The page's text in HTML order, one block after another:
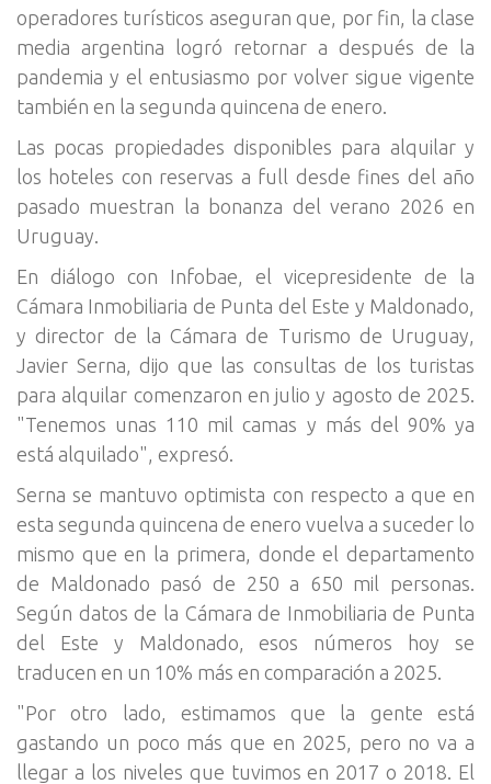
operadores turísticos aseguran que, por fin, la clase
media argentina logró retornar a después de la
pandemia y el entusiasmo por volver sigue vigente
también en la segunda quincena de enero.
Las pocas propiedades disponibles para alquilar y
los hoteles con reservas a full desde fines del año
pasado muestran la bonanza del verano 2026 en
Uruguay.
En diálogo con Infobae, el vicepresidente de la
Cámara Inmobiliaria de Punta del Este y Maldonado,
y director de la Cámara de Turismo de Uruguay,
Javier Serna, dijo que las consultas de los turistas
para alquilar comenzaron en julio y agosto de 2025.
"Tenemos unas 110 mil camas y más del 90% ya
está alquilado", expresó.
Serna se mantuvo optimista con respecto a que en
esta segunda quincena de enero vuelva a suceder lo
mismo que en la primera, donde el departamento
de Maldonado pasó de 250 a 650 mil personas.
Según datos de la Cámara de Inmobiliaria de Punta
del Este y Maldonado, esos números hoy se
traducen en un 10% más en comparación a 2025.
"Por otro lado, estimamos que la gente está
gastando un poco más que en 2025, pero no va a
llegar a los niveles que tuvimos en 2017 o 2018. El